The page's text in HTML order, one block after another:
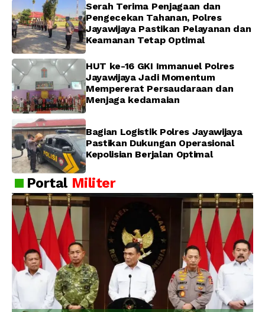
Serah Terima Penjagaan dan
Pengecekan Tahanan, Polres
Jayawijaya Pastikan Pelayanan dan
Keamanan Tetap Optimal
HUT ke-16 GKI Immanuel Polres
Jayawijaya Jadi Momentum
Mempererat Persaudaraan dan
Menjaga kedamaian
Bagian Logistik Polres Jayawijaya
Pastikan Dukungan Operasional
Kepolisian Berjalan Optimal
Portal Militer